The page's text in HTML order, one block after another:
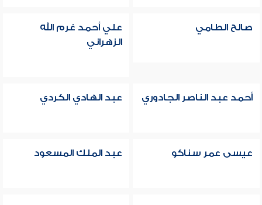
صالح الطامي
علي أحمد غرم الله
الزهراني
أحمد عبد الناصر الجادوري عبد الهادي الكردي
عيسى عمر سناكو عبد الملك المسعود